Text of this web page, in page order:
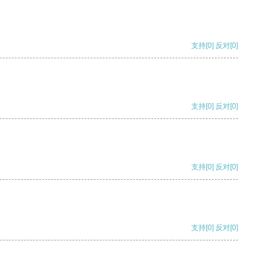
支持[0] 反对[0]
支持[0] 反对[0]
支持[0] 反对[0]
支持[0] 反对[0]